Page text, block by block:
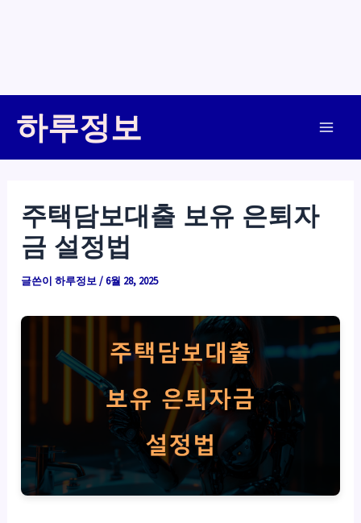
하루정보
주택담보대출 보유 은퇴자
금 설정법
글쓴이하루정보/6월 28, 2025